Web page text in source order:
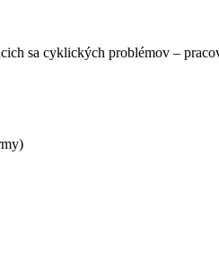
sa cyklických problémov –